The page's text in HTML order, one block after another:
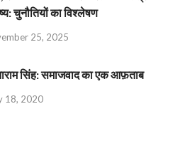
चुनौतियों का विश्लेषण
25, 2025
सिंह: समाजवाद का एक आफ़ताब
18, 2020